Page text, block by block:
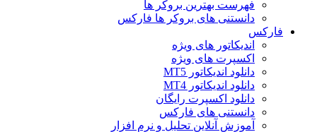
فهرست بهترین بروکر ها
دانستنی های بروکر ها فارکس
فارکس
اندیکاتور های ویژه
اکسپرت های ویژه
دانلود اندیکاتور MT5
دانلود اندیکاتور MT4
دانلود اکسپرت رایگان
دانستنی های فارکس
آموزش آنلاین تحلیل و نرم افزار